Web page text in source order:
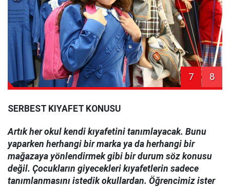
7 8
SERBEST KIYAFET KONUSU
Artık her okul kendi kıyafetini tanımlayacak. Bunu
yaparken herhangi bir marka ya da herhangi bir
mağazaya yönlendirmek gibi bir durum söz konusu
değil. Çocukların giyecekleri kıyafetlerin sadece
tanımlanmasını istedik okullardan. Öğrencimiz ister